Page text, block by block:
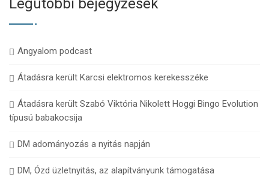
Legutóbbi bejegyzések
Angyalom podcast
Átadásra került Karcsi elektromos kerekesszéke
Átadásra került Szabó Viktória Nikolett Hoggi Bingo Evolution
típusú babakocsija
DM adományozás a nyitás napján
DM, Ózd üzletnyitás, az alapítványunk támogatása